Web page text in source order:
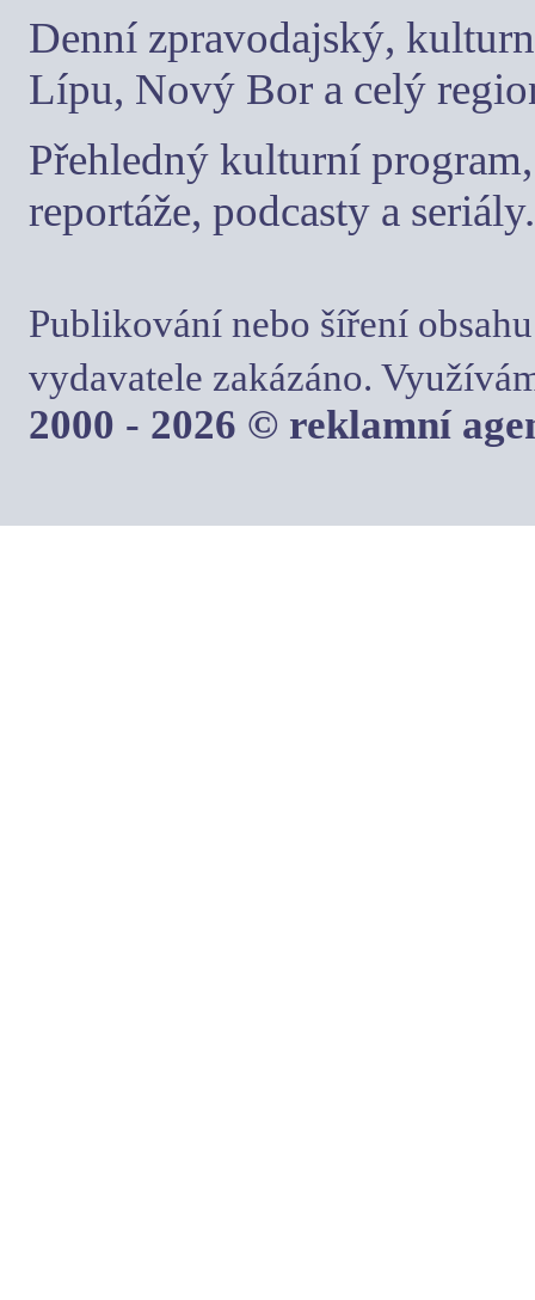
Denní zpravodajský,
Lípu, Nový Bor a celý
Přehledný kulturní
reportáže, podcasty a seriály.
Publikování nebo šíření
vydavatele zakázáno.
2000 - 2026 © reklamní